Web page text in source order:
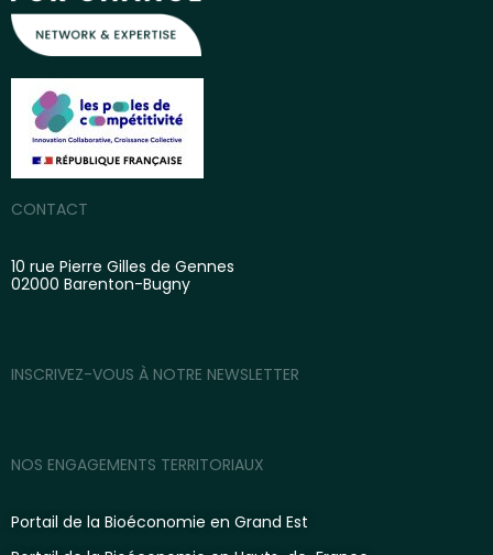
CONTACT
10 rue Pierre Gilles de Gennes
02000 Barenton-Bugny
INSCRIVEZ-VOUS À NOTRE NEWSLETTER
NOS ENGAGEMENTS TERRITORIAUX
Portail de la Bioéconomie en Grand Est